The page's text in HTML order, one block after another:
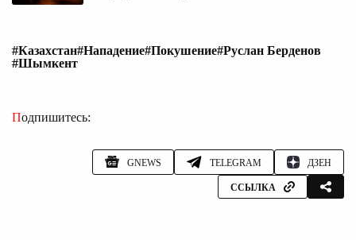
#Казахстан#Нападение#Покушение#Руслан Берденов
#Шымкент
Подпишитесь:
GNEWS TELEGRAM ДЗЕН
ССЫЛКА